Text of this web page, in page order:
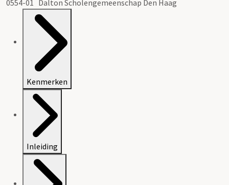
0554-01 Dalton Scholengemeenschap Den Haag
Kenmerken
Inleiding